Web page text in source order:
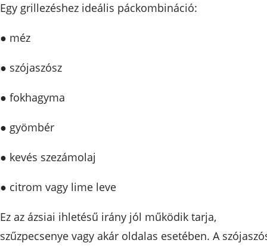
Egy grillezéshez ideális páckombináció:
● méz
● szójaszósz
● fokhagyma
● gyömbér
● kevés szezámolaj
● citrom vagy lime leve
Ez az ázsiai ihletésű irány jól működik tarja,
szűzpecsenye vagy akár oldalas esetében. A